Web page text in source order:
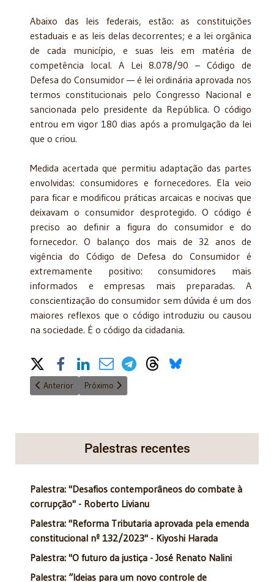
Abaixo das leis federais, estão: as constituições
estaduais e as leis delas decorrentes; e a lei orgânica
de cada município, e suas leis em matéria de
competência local. A Lei 8.078/90 – Código de
Defesa do Consumidor — é lei ordinária aprovada nos
termos constitucionais pelo Congresso Nacional e
sancionada pelo presidente da República. O código
entrou em vigor 180 dias após a promulgação da lei
que o criou.
Medida acertada que permitiu adaptação das partes
envolvidas: consumidores e fornecedores. Ela veio
para ficar e modificou práticas arcaicas e nocivas que
deixavam o consumidor desprotegido. O código é
preciso ao definir a figura do consumidor e do
fornecedor. O balanço dos mais de 32 anos de
vigência do Código de Defesa do Consumidor é
extremamente positivo: consumidores mais
informados e empresas mais preparadas. A
conscientização do consumidor sem dúvida é um dos
maiores reflexos que o código introduziu ou causou
na sociedade. É o código da cidadania.
Share on Social Media
Artigo anterior: Santa Casa de São Paulo, 460 anos
Anterior Próximo artigo: Natureza jurídica do lançamento
Próximo
Palestras recentes
Palestra: "Desafios contemporâneos do combate à
corrupção" - Roberto Livianu
Palestra: "Reforma Tributaria aprovada pela emenda
constitucional nº 132/2023" - Kiyoshi Harada
Palestra: "O futuro da justiça - José Renato Nalini
Palestra: “Ideias para um novo controle de